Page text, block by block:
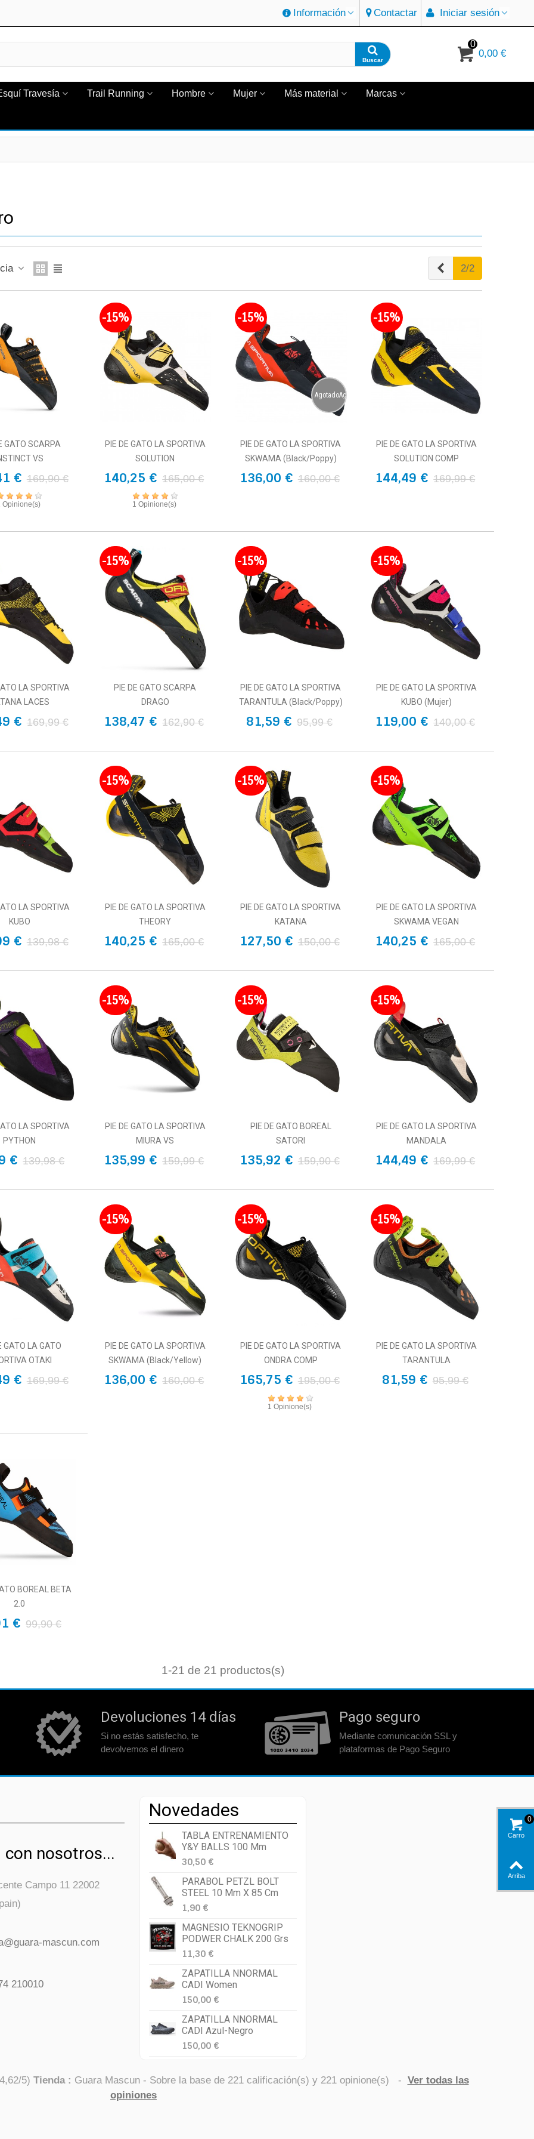
Información Contactar Iniciar sesión
Buscar
0
0,00 €
Travesía Trail Running Hombre Mujer Más material Marcas
Anterior
2/2
GATO SCARPA
VS
€ 169,90 €
Opinione(s)
-15%
PIE DE GATO LA SPORTIVA
SOLUTION
140,25 € 165,00 €
1 Opinione(s)
AgotadoAgotado
-15%
PIE DE GATO LA SPORTIVA
SKWAMA (Black/Poppy)
136,00 € 160,00 €
-15%
PIE DE GATO LA SPORTIVA
SOLUTION COMP
144,49 € 169,99 €
LA SPORTIVA
LACES
€ 169,99 €
-15%
PIE DE GATO SCARPA
DRAGO
138,47 € 162,90 €
-15%
PIE DE GATO LA SPORTIVA
TARANTULA (Black/Poppy)
81,59 € 95,99 €
-15%
PIE DE GATO LA SPORTIVA
KUBO (Mujer)
119,00 € 140,00 €
LA SPORTIVA
KUBO
€ 139,98 €
-15%
PIE DE GATO LA SPORTIVA
THEORY
140,25 € 165,00 €
-15%
PIE DE GATO LA SPORTIVA
KATANA
127,50 € 150,00 €
-15%
PIE DE GATO LA SPORTIVA
SKWAMA VEGAN
140,25 € 165,00 €
LA SPORTIVA
PYTHON
€ 139,98 €
-15%
PIE DE GATO LA SPORTIVA
MIURA VS
135,99 € 159,99 €
-15%
PIE DE GATO BOREAL
SATORI
135,92 € 159,90 €
-15%
PIE DE GATO LA SPORTIVA
MANDALA
144,49 € 169,99 €
GATO LA GATO
OTAKI
€ 169,99 €
-15%
PIE DE GATO LA SPORTIVA
SKWAMA (Black/Yellow)
136,00 € 160,00 €
-15%
PIE DE GATO LA SPORTIVA
ONDRA COMP
165,75 € 195,00 €
1 Opinione(s)
-15%
PIE DE GATO LA SPORTIVA
TARANTULA
81,59 € 95,99 €
BOREAL BETA
2.0
€ 99,90 €
1-21 de 21 productos(s)
Devoluciones 14 días
Si no estás satisfecho, te
devolvemos el dinero
Pago seguro
Mediante comunicación SSL y
plataformas de Pago Seguro
con nosotros...
Campo 11 22002
mascun.com
210010
Novedades
TABLA ENTRENAMIENTO
Y&Y BALLS 100 Mm
30,50 €
PARABOL PETZL BOLT
STEEL 10 Mm X 85 Cm
1,90 €
MAGNESIO TEKNOGRIP
PODWER CHALK 200 Grs
11,30 €
ZAPATILLA NNORMAL
CADI Women
150,00 €
ZAPATILLA NNORMAL
CADI Azul-Negro
150,00 €
4,62/5) Tienda : Guara Mascun- Sobre la base de 221calificación(s) y 221opinione(s) - Ver todas las
opiniones
Carro
0
Arriba